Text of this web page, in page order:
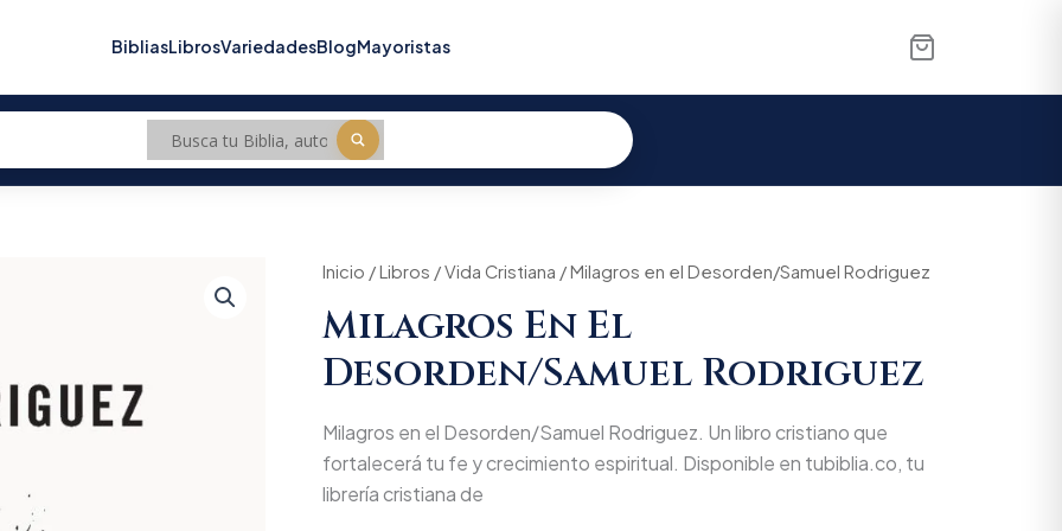
BibliasLibrosVariedadesBlogMayoristas
Inicio /Libros /Vida Cristiana / Milagros en el Desorden/Samuel Rodriguez
Milagros En El
Desorden/Samuel Rodriguez
Milagros en el Desorden/Samuel Rodriguez. Un libro cristiano que
fortalecerá tu fe y crecimiento espiritual. Disponible en tubiblia.co, tu
librería cristiana de
Original
price
was:
$70.000.
Current
price
is:
$66.500.
Milagros
el
Desorden/Samuel
Rodriguez
cantidad